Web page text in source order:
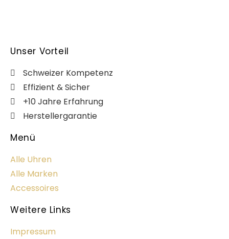
Unser Vorteil
Schweizer Kompetenz
Effizient & Sicher
+10 Jahre Erfahrung
Herstellergarantie
Menü
Alle Uhren
Alle Marken
Accessoires
Weitere Links
Impressum